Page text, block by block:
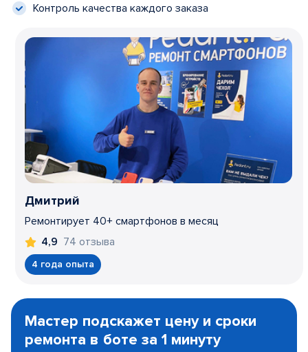
Контроль качества каждого заказа
Дмитрий
Ремонтирует 40+ смартфонов в месяц
4,9 74 отзыва
4 года опыта
1
Мастер подскажет цену и сроки
ремонта в боте за 1 минуту